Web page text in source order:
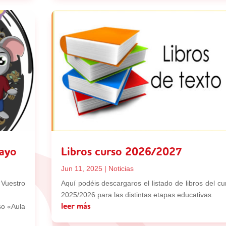
«Aula
Libros curso 2026/2027
Jun 11, 2025| Noticias
Aquí podéis descargaros el listado de libros del
2025/2026 para las distintas etapas educativas.
leer más